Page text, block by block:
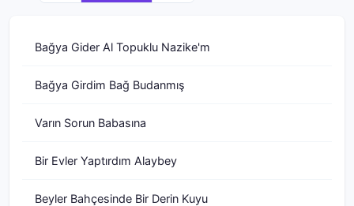
Bağya Gider Al Topuklu Nazike'm
Bağya Girdim Bağ Budanmış
Varın Sorun Babasına
Bir Evler Yaptırdım Alaybey
Beyler Bahçesinde Bir Derin Kuyu